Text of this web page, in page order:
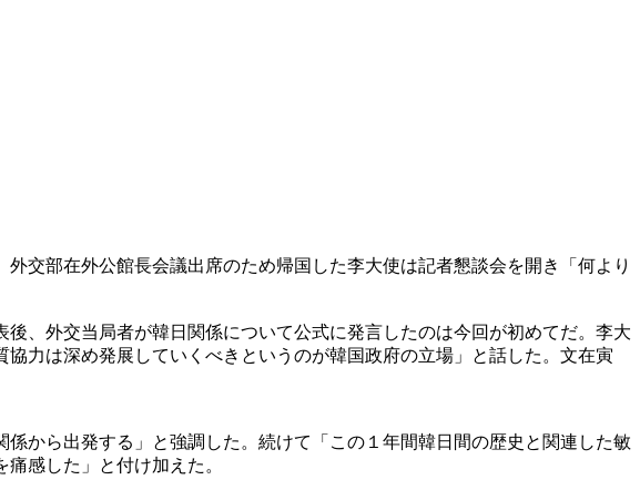
交部在外公館長会議出席のため帰国した李大使は記者懇談会を開き「何より
、外交当局者が韓日関係について公式に発言したのは今回が初めてだ。李大
力は深め発展していくべきというのが韓国政府の立場」と話した。文在寅
から出発する」と強調した。続けて「この１年間韓日間の歴史と関連した敏
感した」と付け加えた。